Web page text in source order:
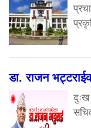
डा. राजन
दुःख